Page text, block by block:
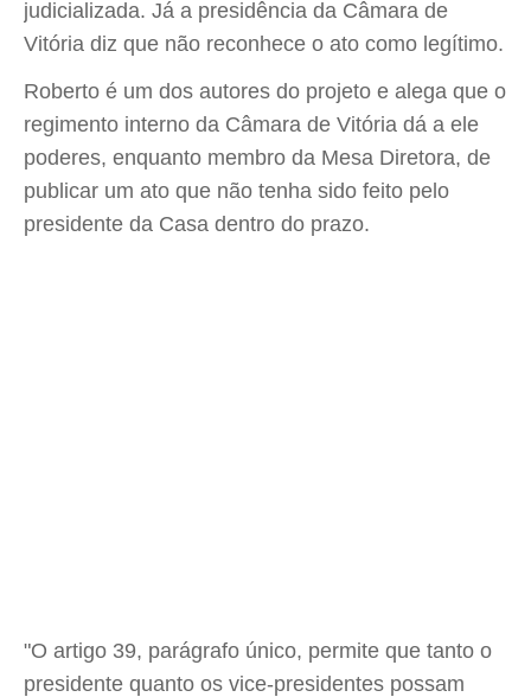
judicializada. Já a presidência da Câmara de
Vitória diz que não reconhece o ato como legítimo.
Roberto é um dos autores do projeto e alega que o
regimento interno da Câmara de Vitória dá a ele
poderes, enquanto membro da Mesa Diretora, de
publicar um ato que não tenha sido feito pelo
presidente da Casa dentro do prazo.
"O artigo 39, parágrafo único, permite que tanto o
presidente quanto os vice-presidentes possam